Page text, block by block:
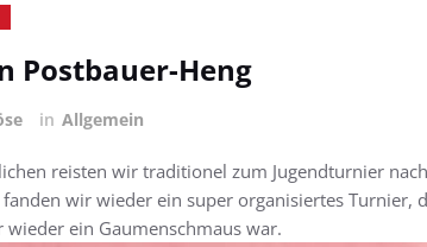
Postbauer-Heng
in Allgemein
reisten wir traditionel zum Jugendturnier
wir wieder ein super organisiertes Turnier,
wieder ein Gaumenschmaus war.